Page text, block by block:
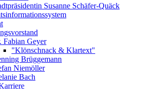
Susanne Schäfer-Quäck
Fabian Geyer
"Klönschnack & Klartext"
Brüggemann
Niemöller
Bach